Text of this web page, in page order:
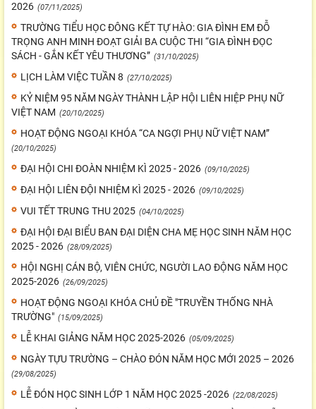
2026 (07/11/2025)
TRƯỜNG TIỂU HỌC ĐÔNG KẾT TỰ HÀO: GIA ĐÌNH EM ĐỖ
TRỌNG ANH MINH ĐOẠT GIẢI BA CUỘC THI “GIA ĐÌNH ĐỌC
SÁCH - GẮN KẾT YÊU THƯƠNG” (31/10/2025)
LỊCH LÀM VIỆC TUẦN 8 (27/10/2025)
KỶ NIỆM 95 NĂM NGÀY THÀNH LẬP HỘI LIÊN HIỆP PHỤ NỮ
VIỆT NAM (20/10/2025)
HOẠT ĐỘNG NGOẠI KHÓA “CA NGỢI PHỤ NỮ VIỆT NAM”
(20/10/2025)
ĐẠI HỘI CHI ĐOÀN NHIỆM KÌ 2025 - 2026 (09/10/2025)
ĐẠI HỘI LIÊN ĐỘI NHIỆM KÌ 2025 - 2026 (09/10/2025)
VUI TẾT TRUNG THU 2025 (04/10/2025)
ĐẠI HỘI ĐẠI BIỂU BAN ĐẠI DIỆN CHA MẸ HỌC SINH NĂM HỌC
2025 - 2026 (28/09/2025)
HỘI NGHỊ CÁN BỘ, VIÊN CHỨC, NGƯỜI LAO ĐỘNG NĂM HỌC
2025-2026 (26/09/2025)
HOẠT ĐỘNG NGOẠI KHÓA CHỦ ĐỀ "TRUYỀN THỐNG NHÀ
TRƯỜNG" (15/09/2025)
LỄ KHAI GIẢNG NĂM HỌC 2025-2026 (05/09/2025)
NGÀY TỰU TRƯỜNG – CHÀO ĐÓN NĂM HỌC MỚI 2025 – 2026
(29/08/2025)
LỄ ĐÓN HỌC SINH LỚP 1 NĂM HỌC 2025 -2026 (22/08/2025)